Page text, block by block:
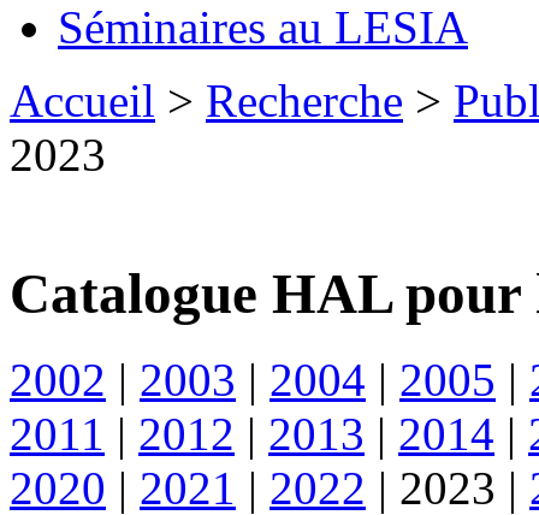
Séminaires au LESIA
Accueil > Recherche >
2023
Catalogue HAL pour
2002 | 2003 | 2004 | 2005 |
2011 | 2012 | 2013 | 2014 |
2020 | 2021 | 2022 | 2023 |